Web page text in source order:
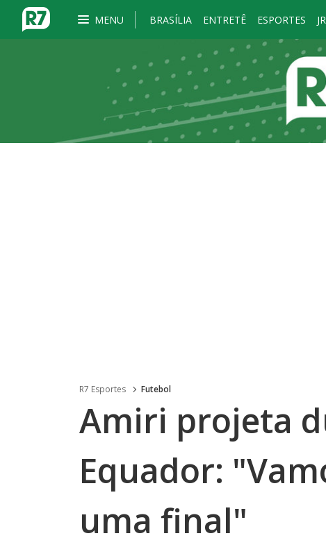
MENU BRASÍLIA ENTRETÊ ESPORTES
R7 Esportes Futebol
Amiri projeta
Equador:
uma final"